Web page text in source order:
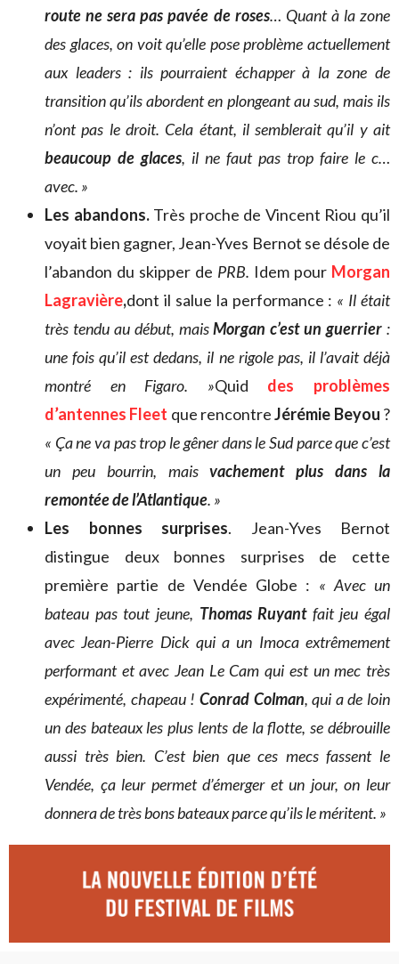
route ne sera pas pavée de roses… Quant à la zone
des glaces, on voit qu’elle pose problème actuellement
aux leaders : ils pourraient échapper à la zone de
transition qu’ils abordent en plongeant au sud, mais ils
n’ont pas le droit. Cela étant, il semblerait qu’il y ait
beaucoup de glaces, il ne faut pas trop faire le c…
avec. »
Les abandons.Très proche de Vincent Riou qu’il
voyait bien gagner, Jean-Yves Bernot se désole de
l’abandon du skipper de PRB. Idem pour Morgan
Lagravière,dont il salue la performance : « Il était
très tendu au début, maisMorgan c’est un guerrier :
une fois qu’il est dedans, il ne rigole pas, il l’avait déjà
montré en Figaro. »Quid des problèmes
d’antennes Fleet que rencontreJérémie Beyou ?
« Ça ne va pas trop le gêner dans le Sud parce que c’est
un peu bourrin, maisvachement plus dans la
remontée de l’Atlantique. »
Les bonnes surprises. Jean-Yves Bernot
distingue deux bonnes surprises de cette
première partie de Vendée Globe : « Avec un
bateau pas tout jeune, Thomas Ruyantfait jeu égal
avec Jean-Pierre Dick qui a un Imoca extrêmement
performant et avec Jean Le Cam qui est un mec très
expérimenté, chapeau ! Conrad Colman, qui a de loin
un des bateaux les plus lents de la flotte, se débrouille
aussi très bien. C’est bien que ces mecs fassent le
Vendée, ça leur permet d’émerger et un jour, on leur
donnera de très bons bateaux parce qu’ils le méritent. »